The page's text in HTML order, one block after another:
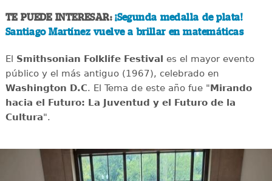
TE PUEDE INTERESAR:¡Segunda medalla de plata!
Santiago Martínez vuelve a brillar en matemáticas
El Smithsonian Folklife Festival
es el mayor evento
público y el más antiguo (1967), celebrado en
Washington D.C. El Tema de este año fue " Mirando
hacia el Futuro: La Juventud y el Futuro de la
Cultura".